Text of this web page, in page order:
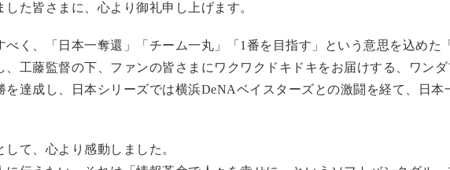
た皆さまに、心より御礼申し上げます。
く、「日本一奪還」「チーム一丸」「1番を目指す」という意思を込めた
工藤監督の下、ファンの皆さまにワクワクドキドキをお届けする、ワンダ
達成し、日本シリーズでは横浜DeNAベイスターズとの激闘を経て、日本
て、心より感動しました。